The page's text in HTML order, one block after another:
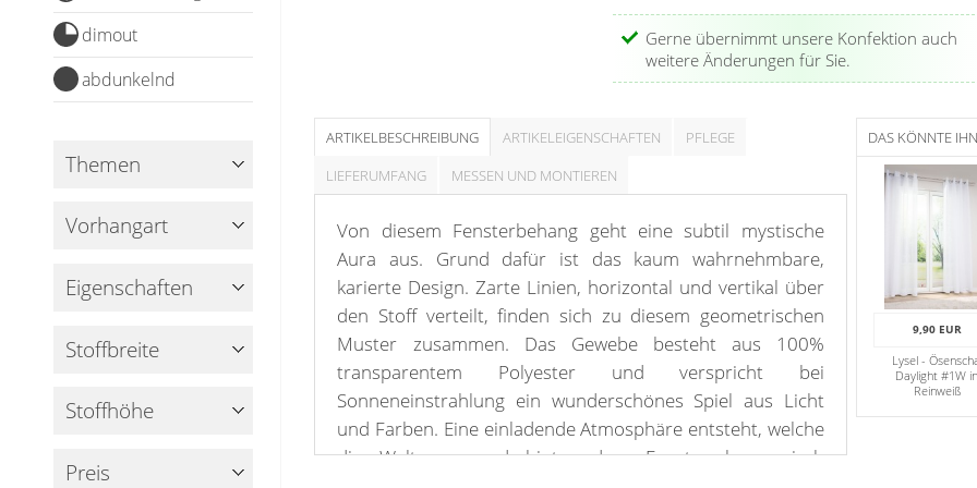
Kissen
Tischdecke
Fensterbilder
Gardinenstange
dimout
abdunkelnd
Themen
Vorhangart
Eigenschaften
Stoffbreite
Stoffhöhe
Preis
Gerne übernimmt unsere Konfektion auch
weitere Änderungen für Sie.
ARTIKELBESCHREIBUNG ARTIKELEIGENSCHAFTEN
PFLEGE
LIEFERUMFANG
MESSEN UND MONTIEREN
Von diesem Fensterbehang geht eine subtil mystische
Aura aus. Grund dafür ist das kaum wahrnehmbare,
karierte Design. Zarte Linien, horizontal und vertikal über
den Stoff verteilt, finden sich zu diesem geometrischen
Muster zusammen. Das Gewebe besteht aus 100%
transparentem Polyester und verspricht bei
Sonneneinstrahlung ein wunderschönes Spiel aus Licht
und Farben. Eine einladende Atmosphäre entsteht, welche
die Welt vor und hinter dem Fenster harmonisch
DAS KÖNNTE
9,90 EUR
Lysel -
Daylight #1W in
Reinweiß